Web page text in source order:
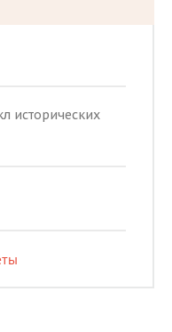
исторических